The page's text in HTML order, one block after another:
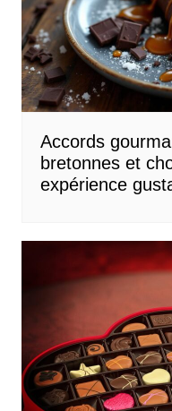
Accords
bretonnes et
expérience